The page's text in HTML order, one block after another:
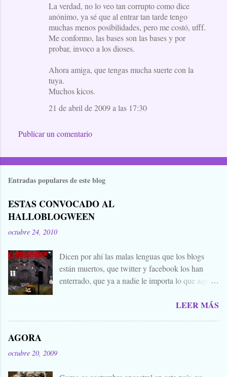
La verdad, no lo veo tan corrupto como dice
anónimo, ya sé que al entrar tan tarde tengo
muchas menos posibilidades, pero me costó, ufff.
Me conformo, las bases son las bases y por
probar, invoco a los dioses.
Ahora amiga, que tengas mucha suerte con la
tuya.
Muchos kicos.
21 de abril de 2009 a las 17:30
Publicar un comentario
Entradas populares de este blog
ESTAS CONVOCADO AL
HALLOBLOGWEEN
octubre 24, 2010
Dicen por ahí las malas lenguas que los blogs
están muertos, que twitter y facebook los han
enterrado, que ya a nadie le importa lo que aquí
levantar nuestros blogs, sean vivos, muertos, o
LEER MÁS
AGORA
octubre 20, 2009